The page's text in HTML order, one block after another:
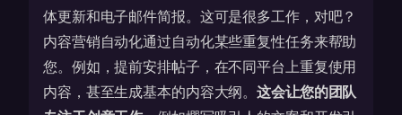
体更新和电子邮件简报。这可是很多工作，对吧？
内容营销自动化通过自动化某些重复性任务来帮助
您。例如，提前安排帖子，在不同平台上重复使用
内容，甚至生成基本的内容大纲。这会让您的团队